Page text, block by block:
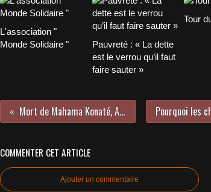
L'association "
Monde Solidaire "
Pauvreté : « La dette
est le verrou qu’il faut
faire sauter »
Tour
Mort de Mahama Konaté, Adieu l'artiste
COMMENTER CET ARTICLE
Ajouter un commentaire